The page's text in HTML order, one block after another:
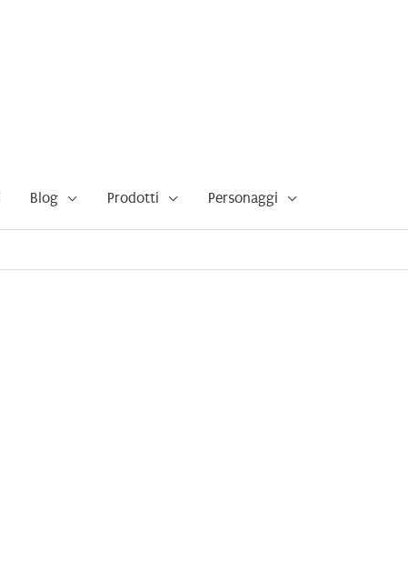
Blog Prodotti Personaggi